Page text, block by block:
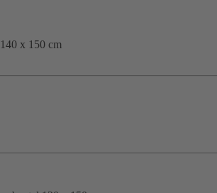
x 150 cm